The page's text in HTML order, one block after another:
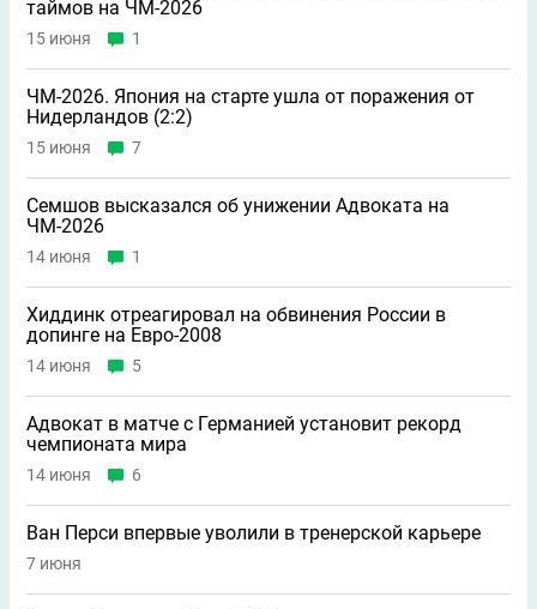
таймов на ЧМ-2026
15 июня 1
ЧМ-2026. Япония на старте ушла от поражения от
Нидерландов (2:2)
15 июня 7
Семшов высказался об унижении Адвоката на
ЧМ-2026
14 июня 1
Хиддинк отреагировал на обвинения России в
допинге на Евро-2008
14 июня 5
Адвокат в матче с Германией установит рекорд
чемпионата мира
14 июня 6
Ван Перси впервые уволили в тренерской карьере
7 июня